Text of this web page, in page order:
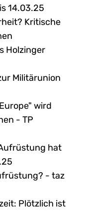
14.03.25
Kritische
Holzinger
Militärunion
wird
- TP
hat
- taz
Plötzlich ist